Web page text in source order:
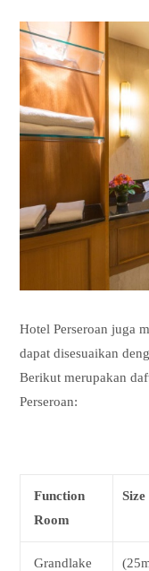
Hotel Perseroan juga
dapat disesuaikan
Berikut merupakan
Perseroan:
Function
Room
Size
Grandlake